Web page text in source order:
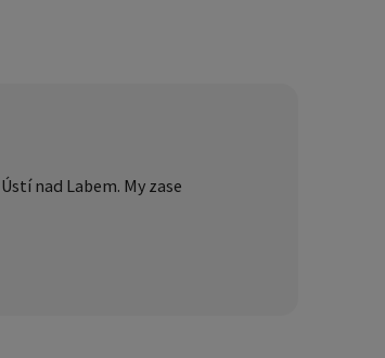
nad Labem. My zase